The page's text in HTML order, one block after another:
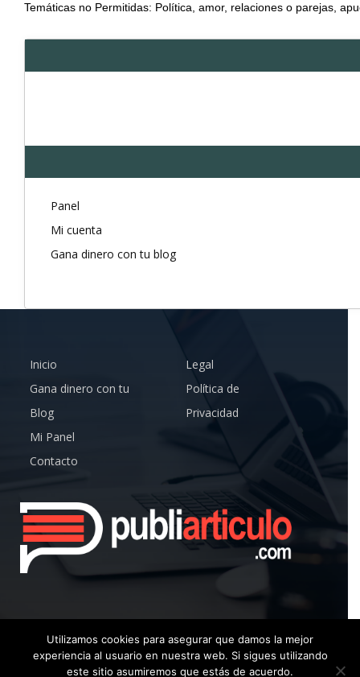
Temáticas no Permitidas: Política, amor, relaciones o parejas,
Panel
Mi cuenta
Gana dinero con tu blog
Inicio
Gana dinero con tu
Blog
Mi Panel
Contacto
Legal
Política de
Privacidad
© Copyright 2019 – Publiarticulo – Todos los Derechos
Utilizamos cookies para asegurar que damos la mejor
experiencia al usuario en nuestra web. Si sigues utilizando
este sitio asumiremos que estás de acuerdo.